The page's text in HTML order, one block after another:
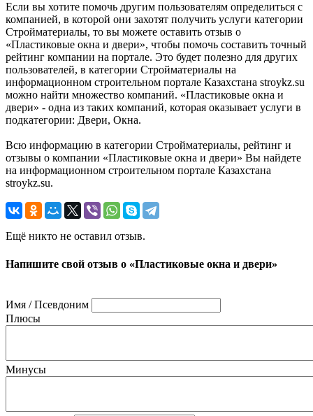
Если вы хотите помочь другим пользователям определиться с
компанией, в которой они захотят получить услуги категории
Стройматериалы, то вы можете оставить отзыв о
«Пластиковые окна и двери», чтобы помочь составить точный
рейтинг компании на портале. Это будет полезно для других
пользователей, в категории Стройматериалы на
информационном строительном портале Казахстана stroykz.su
можно найти множество компаний. «Пластиковые окна и
двери» - одна из таких компаний, которая оказывает услуги в
подкатегории: Двери, Окна.
Всю информацию в категории Стройматериалы, рейтинг и
отзывы о компании «Пластиковые окна и двери» Вы найдете
на информационном строительном портале Казахстана
stroykz.su.
Ещё никто не оставил отзыв.
Напишите свой отзыв о «Пластиковые окна и двери»
Имя / Псевдоним
Плюсы
Минусы